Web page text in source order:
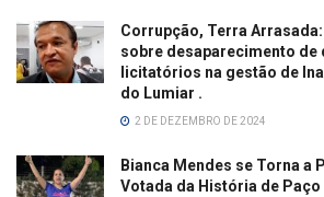
Corrupção, Terra
sobre desaparecimento de
licitatórios na gestão de
do Lumiar .
2 DE DEZEMBRO DE 2024
Bianca Mendes se Torna a
Votada da História de